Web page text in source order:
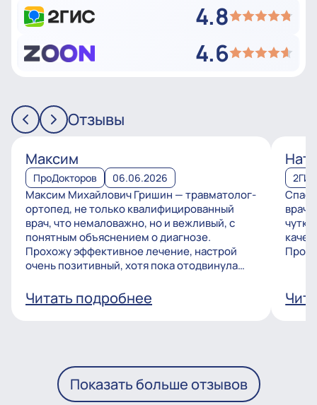
4.8
4.6
Отзывы
Максим
ПроДокторов 06.06.2026
Максим Михайлович Гришин — травматолог-
ортопед, не только квалифицированный
врач, что немаловажно, но и вежливый, с
понятным объяснением о диагнозе.
Прохожу эффективное лечение, настрой
очень позитивный, хотя пока отодвинула
Читать подробнее
Показать больше отзывов